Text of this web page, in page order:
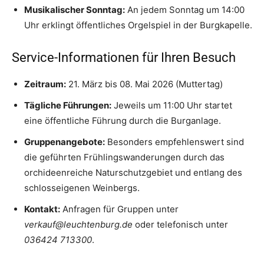
Musikalischer Sonntag: An jedem Sonntag um 14:00
Uhr erklingt öffentliches Orgelspiel in der Burgkapelle.
Service-Informationen für Ihren Besuch
Zeitraum: 21. März bis 08. Mai 2026 (Muttertag)
Tägliche Führungen: Jeweils um 11:00 Uhr startet
eine öffentliche Führung durch die Burganlage.
Gruppenangebote: Besonders empfehlenswert sind
die geführten Frühlingswanderungen durch das
orchideenreiche Naturschutzgebiet und entlang des
schlosseigenen Weinbergs.
Kontakt: Anfragen für Gruppen unter
verkauf@leuchtenburg.de oder telefonisch unter
036424 713300.